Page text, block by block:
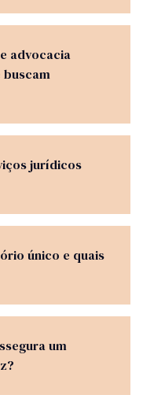
advocacia
buscam
jurídicos
único e quais
um